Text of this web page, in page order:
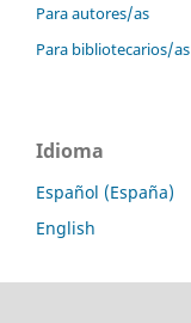
Para autores/as
Para bibliotecarios/as
Idioma
Español (España)
English